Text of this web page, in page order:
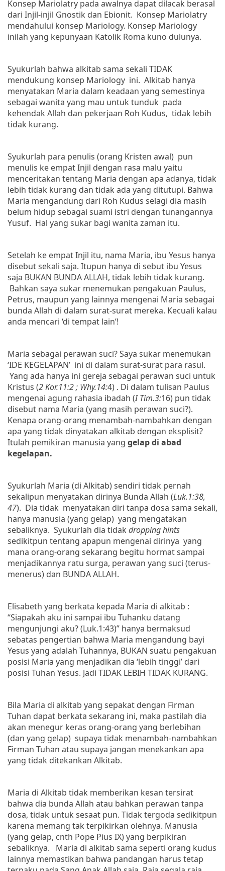
Konsep Mariolatry pada awalnya dapat dilacak berasal
dari Injil-injil Gnostik dan Ebionit. Konsep Mariolatry
mendahului konsep Mariology. Konsep Mariology
inilah yang kepunyaan Katolik Roma kuno dulunya.
Syukurlah bahwa alkitab sama sekali TIDAK
mendukung konsep Mariology ini. Alkitab hanya
menyatakan Maria dalam keadaan yang semestinya
sebagai wanita yang mau untuk tunduk pada
kehendak Allah dan pekerjaan Roh Kudus, tidak lebih
tidak kurang.
Syukurlah para penulis (orang Kristen awal) pun
menulis ke empat Injil dengan rasa malu yaitu
menceritakan tentang Maria dengan apa adanya, tidak
lebih tidak kurang dan tidak ada yang ditutupi. Bahwa
Maria mengandung dari Roh Kudus selagi dia masih
belum hidup sebagai suami istri dengan tunangannya
Yusuf. Hal yang sukar bagi wanita zaman itu.
Setelah ke empat Injil itu, nama Maria, ibu Yesus hanya
disebut sekali saja. Itupun hanya di sebut ibu Yesus
saja BUKAN BUNDA ALLAH, tidak lebih tidak kurang.
Bahkan saya sukar menemukan pengakuan Paulus,
Petrus, maupun yang lainnya mengenai Maria sebagai
bunda Allah di dalam surat-surat mereka. Kecuali kalau
anda mencari ‘di tempat lain’!
Maria sebagai perawan suci? Saya sukar menemukan
‘IDE KEGELAPAN’ ini di dalam surat-surat para rasul.
Yang ada hanya ini gereja sebagai perawan suci untuk
Kristus (2 Kor.11:2 ; Why.14:4) . Di dalam tulisan Paulus
mengenai agung rahasia ibadah (I Tim.3:16) pun tidak
disebut nama Maria (yang masih perawan suci?).
Kenapa orang-orang menambah-nambahkan dengan
apa yang tidak dinyatakan alkitab dengan eksplisit?
Itulah pemikiran manusia yang gelap di abad
kegelapan.
Syukurlah Maria (di Alkitab) sendiri tidak pernah
sekalipun menyatakan dirinya Bunda Allah (Luk.1:38,
47). Dia tidak menyatakan diri tanpa dosa sama sekali,
hanya manusia (yang gelap) yang mengatakan
sebaliknya. Syukurlah dia tidak dropping hints
sedikitpun tentang apapun mengenai dirinya yang
mana orang-orang sekarang begitu hormat sampai
menjadikannya ratu surga, perawan yang suci (terus-
menerus) dan BUNDA ALLAH.
Elisabeth yang berkata kepada Maria di alkitab :
“Siapakah aku ini sampai ibu Tuhanku datang
mengunjungi aku? (Luk.1:43)” hanya bermaksud
sebatas pengertian bahwa Maria mengandung bayi
Yesus yang adalah Tuhannya, BUKAN suatu pengakuan
posisi Maria yang menjadikan dia ‘lebih tinggi’ dari
posisi Tuhan Yesus. Jadi TIDAK LEBIH TIDAK KURANG.
Bila Maria di alkitab yang sepakat dengan Firman
Tuhan dapat berkata sekarang ini, maka pastilah dia
akan menegur keras orang-orang yang berlebihan
(dan yang gelap) supaya tidak menambah-nambahkan
Firman Tuhan atau supaya jangan menekankan apa
yang tidak ditekankan Alkitab.
Maria di Alkitab tidak memberikan kesan tersirat
bahwa dia bunda Allah atau bahkan perawan tanpa
dosa, tidak untuk sesaat pun. Tidak tergoda sedikitpun
karena memang tak terpikirkan olehnya. Manusia
(yang gelap, cnth Pope Pius IX) yang berpikiran
sebaliknya.
Maria di alkitab sama seperti orang kudus
lainnya memastikan bahwa pandangan harus tetap